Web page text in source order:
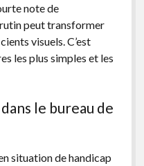
note de
peut transformer
visuels. C’est
les plus simples et les
le bureau de
situation de handicap